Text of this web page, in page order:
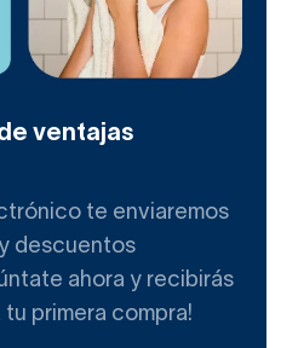
ventajas
te enviaremos
descuentos
ahora y recibirás
primera compra!